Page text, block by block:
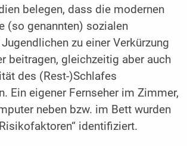
belegen, dass die modernen
(so genannten) sozialen
zu einer Verkürzung
beitragen, gleichzeitig aber auch
des (Rest-)Schlafes
Ein eigener Fernseher im Zimmer,
neben bzw. im Bett wurden
identifiziert.